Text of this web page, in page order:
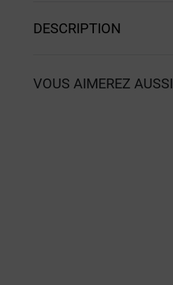
DESCRIPTION
VOUS AIMEREZ AUSSI